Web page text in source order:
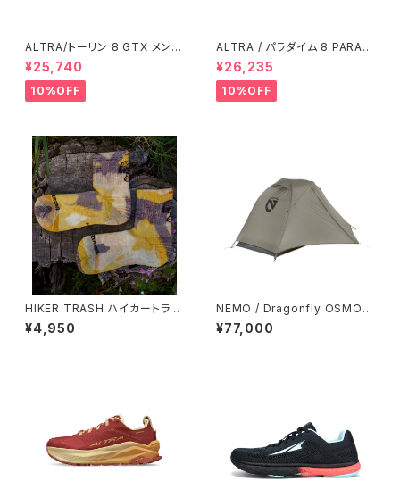
ALTRA/トーリン 8 GTX メンズ
Dusty Olive
¥25,740
10%OFF
ALTRA / パラダイム 8 PARADI
GM 8 Men's / BLACK/WHIT
E
¥26,235
10%OFF
HIKER TRASH ハイカートラッ
シュ / DAY DREAMER ”HIKE
TREK MID” / EARTH WIND
¥4,950
NEMO / Dragonfly OSMO™
1P (※発送までお時間いただく
場合あり)
¥77,000